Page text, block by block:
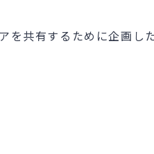
を共有するために企画し